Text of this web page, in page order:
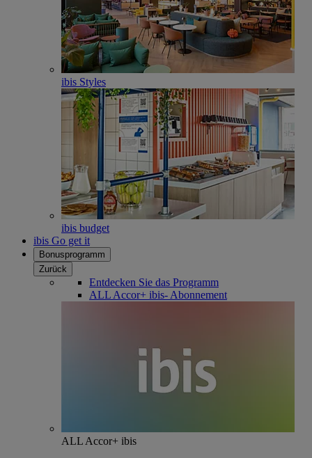
ibis Styles
ibis budget
ibis Go get it
Bonusprogramm
Zurück
Entdecken Sie das Programm
ALL Accor+ ibis- Abonnement
ALL Accor+ ibis